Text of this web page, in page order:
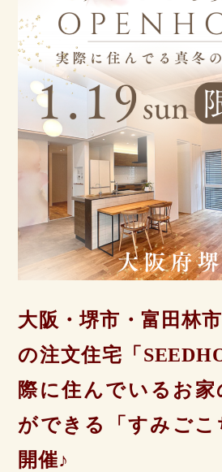
大阪・堺市・富田林
の注文住宅「
際に住んでいるお家
ができる「すみごこ
開催♪